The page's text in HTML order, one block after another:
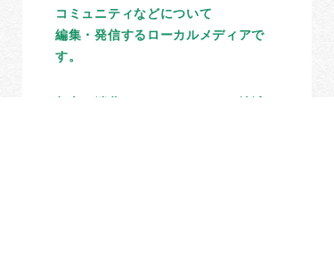
コミュニティなどについて
編集・発信するローカルメディアで
す。